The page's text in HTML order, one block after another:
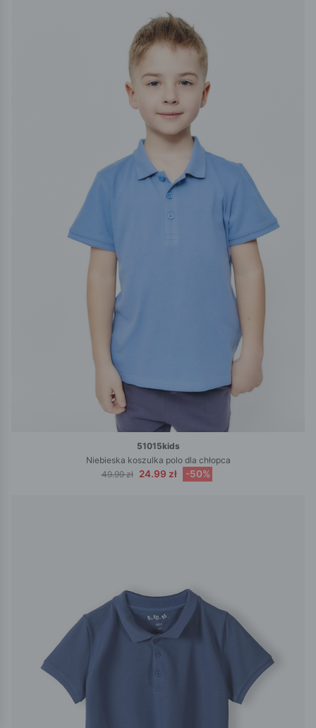
51015kids
Niebieska koszulka polo dla chłopca
49.99 zł
24.99 zł -50%